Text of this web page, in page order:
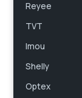
Reyee
TVT
Imou
Shelly
Optex